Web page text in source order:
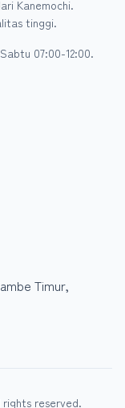
Kanemochi.
tinggi.
07:00-12:00.
Timur,
rights reserved.